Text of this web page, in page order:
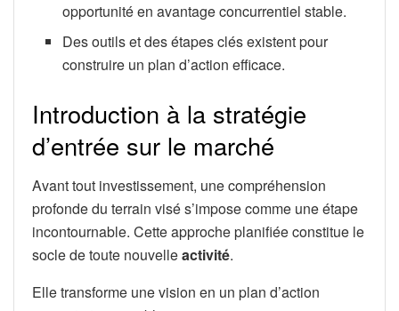
opportunité en avantage concurrentiel stable.
Des outils et des étapes clés existent pour
construire un plan d’action efficace.
Introduction à la stratégie
d’entrée sur le marché
Avant tout investissement, une compréhension
profonde du terrain visé s’impose comme une étape
incontournable. Cette approche planifiée constitue le
socle de toute nouvelleactivité.
Elle transforme une vision en un plan d’action